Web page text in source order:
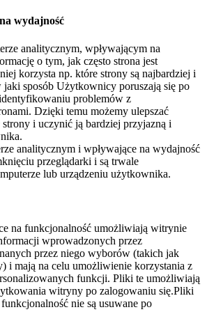
wydajność
analitycznym, wpływającym na
o tym, jak często strona jest
korzysta np. które strony są najbardziej i
sposób Użytkownicy poruszają się po
problemów z
Dzięki temu możemy ulepszać
i uczynić ją bardziej przyjazną i
analitycznym i wpływające na wydajność
przeglądarki i są trwale
lub urządzeniu użytkownika.
na funkcjonalność umożliwiają witrynie
wprowadzonych przez
przez niego wyborów (takich jak
i mają na celu umożliwienie korzystania z
funkcji. Pliki te umożliwiają
witryny po zalogowaniu się.Pliki
nie są usuwane po